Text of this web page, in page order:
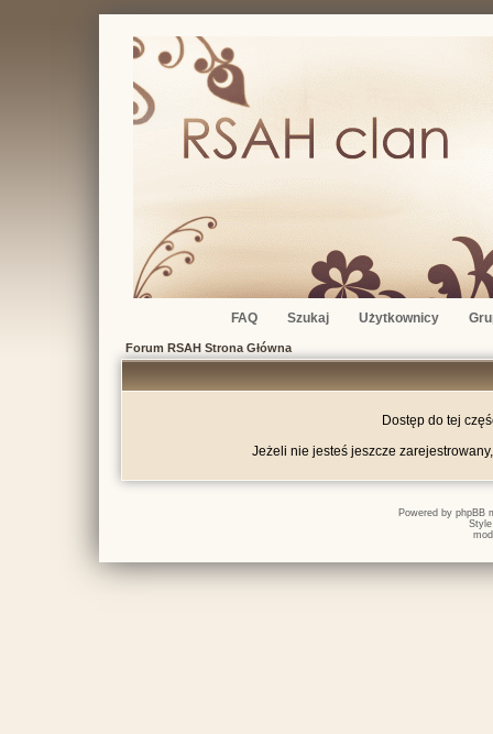
FAQ Szukaj Użytkownicy
Forum RSAH Strona Główna
Dostęp do tej
Jeżeli nie jesteś jeszcze
Powered by phpBB